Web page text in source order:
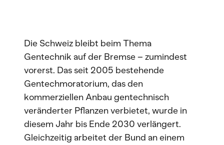
Die Schweiz bleibt beim Thema
Gentechnik auf der Bremse – zumindest
vorerst. Das seit 2005 bestehende
Gentechmoratorium, das den
kommerziellen Anbau gentechnisch
veränderter Pflanzen verbietet, wurde in
diesem Jahr bis Ende 2030 verlängert.
Gleichzeitig arbeitet der Bund an einem